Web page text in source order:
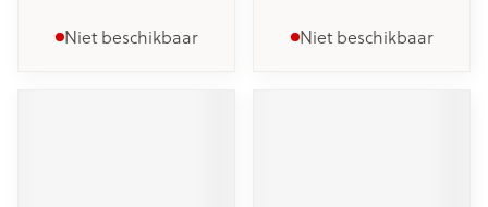
Niet beschikbaar Niet beschikbaar